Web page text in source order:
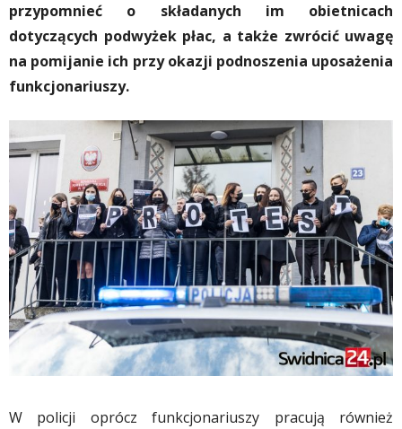
przypomnieć o składanych im obietnicach
dotyczących podwyżek płac, a także zwrócić uwagę
na pomijanie ich przy okazji podnoszenia uposażenia
funkcjonariuszy.
W policji oprócz funkcjonariuszy pracują również